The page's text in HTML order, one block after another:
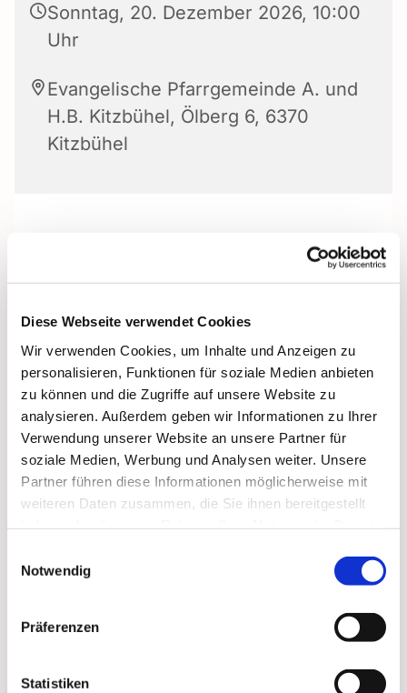
Diese Webseite verwendet Cookies
Wir verwenden Cookies, um Inhalte und Anzeigen zu
personalisieren, Funktionen für soziale Medien anbieten
zu können und die Zugriffe auf unsere Website zu
analysieren. Außerdem geben wir Informationen zu Ihrer
Verwendung unserer Website an unsere Partner für
soziale Medien, Werbung und Analysen weiter. Unsere
Partner führen diese Informationen möglicherweise mit
weiteren Daten zusammen, die Sie ihnen bereitgestellt
Notwendig
Präferenzen
Statistiken
Sonntag, 20. Dezember 2026, 10:00
Uhr
Evangelische Pfarrgemeinde A. und
H.B. Kitzbühel, Ölberg 6, 6370
Kitzbühel